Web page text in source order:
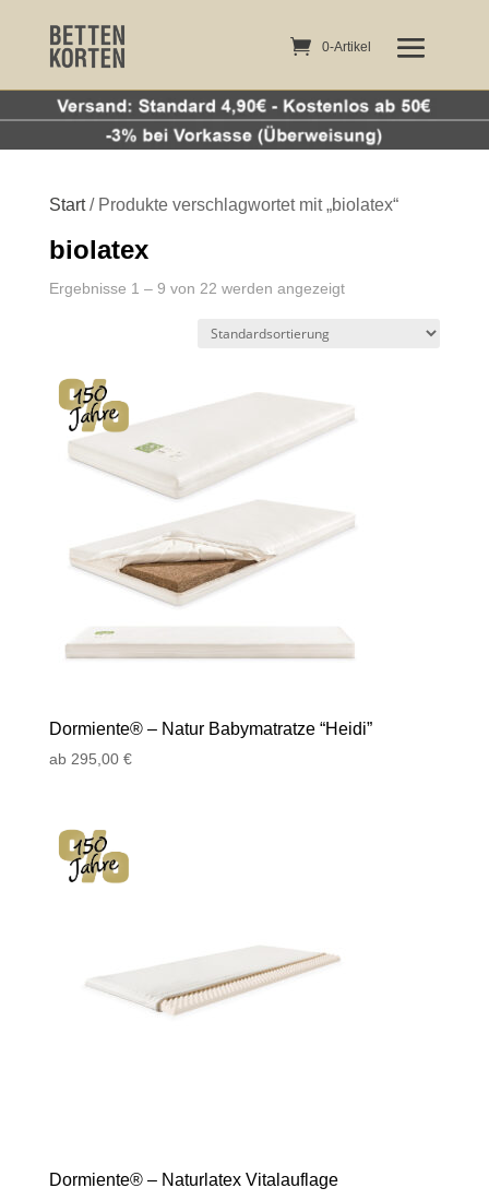
0-Artikel
Start/ Produkte verschlagwortet mit „biolatex“
biolatex
Ergebnisse 1 – 9 von 22 werden angezeigt
Dormiente® – Natur Babymatratze “Heidi”
ab 295,00 €
Dormiente® – Naturlatex Vitalauflage